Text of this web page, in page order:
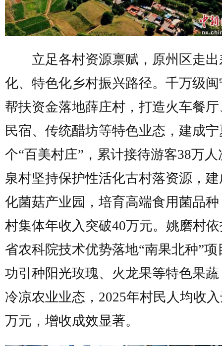
立足各村资源禀赋，原州区走出
化、特色化乡村振兴路径。千万级
帮扶资金落地薛庄村，打造火车餐
民宿、传统醋坊等特色业态，建成
个“百美村庄”，累计接待游客38万
泉村坚持保护性活化古村落资源，
化菌菇产业园，培育高端食用菌品
村集体年收入突破40万元。姚磨村
省农科院技术优势落地“南果北种”项
功引种阳光玫瑰、火龙果等特色果
冷凉农业业态，2025年村民人均收
万元，增收成效显著。